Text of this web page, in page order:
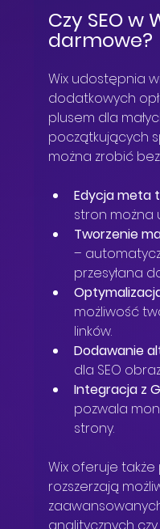
Czy SEO w
darmowe?
Wix udostępnia
dodatkowych
plusem dla
początkujących
można zrobić
Edycja meta
stron można
Tworzenie
–
przesyłana
możliwość
linków.
Dodawanie
dla SEO
Integracja z
pozwala
strony.
Wix oferuje także
rozszerzają